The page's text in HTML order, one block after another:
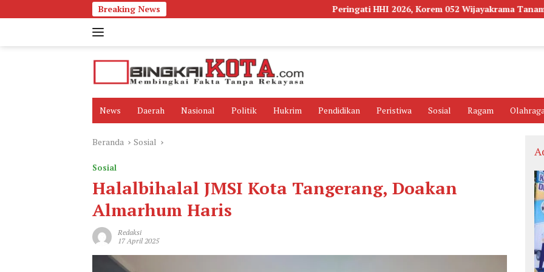
ke
Breaking News Peringati HHI 2026, Korem 052 Wijayakrama Tanam Ribuan Pohon
News Daerah Nasional Politik Hukrim Pendidikan Peristiwa Sosial Ragam
Beranda Sosial
Sosial
Halalbihalal JMSI Kota Tangerang, Doakan
Almarhum Haris
Redaksi
17 April 2025